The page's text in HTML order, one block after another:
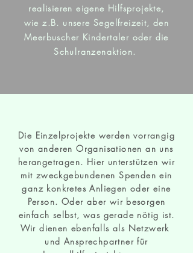
realisieren eigene Hilfsprojekte,
wie z.B. unsere Segelfreizeit, den
Meerbuscher Kindertaler oder die
Schulranzenaktion.
Die Einzelprojekte werden vorrangig
von anderen Organisationen an uns
herangetragen. Hier unterstützen wir
mit zweckgebundenen Spenden ein
ganz konkretes Anliegen oder eine
Person. Oder aber wir besorgen
einfach selbst, was gerade nötig ist.
Wir dienen ebenfalls als Netzwerk
und Ansprechpartner für